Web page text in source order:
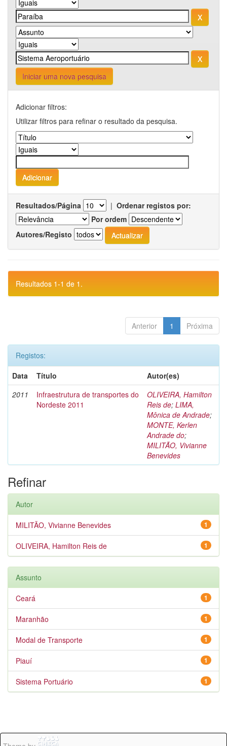
Iniciar uma nova pesquisa
Adicionar filtros:
Utilizar filtros para refinar o resultado da pesquisa.
Resultados/Página | Ordenar registos por:
Por ordem
Autores/Registo
Resultados 1-1 de 1.
Anterior 1 Próxima
Registos:
Data
Título
Autor(es)
2011
Infraestrutura de transportes do
Nordeste 2011
OLIVEIRA, Hamilton
Reis de; LIMA,
Mônica de Andrade;
MONTE, Kerlen
Andrade do;
MILITÃO, Vivianne
Benevides
Refinar
Autor
1
MILITÃO, Vivianne Benevides
1
OLIVEIRA, Hamilton Reis de
Assunto
1
Ceará
1
Maranhão
1
Modal de Transporte
1
Piauí
1
Sistema Portuário